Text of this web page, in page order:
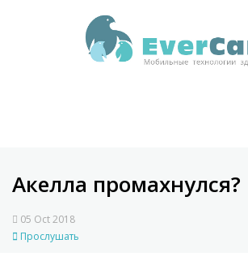
Акелла промахнулся?
05 Oct 2018
Прослушать